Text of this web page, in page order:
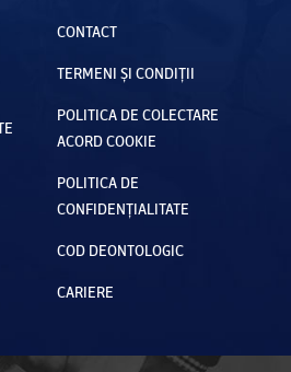
CONTACT
TERMENI ȘI CONDIȚII
POLITICA DE COLECTARE
ACORD COOKIE
POLITICA DE
CONFIDENȚIALITATE
COD DEONTOLOGIC
CARIERE